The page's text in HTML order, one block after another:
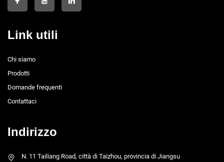
Link utili
Chi siamo
Prodotti
Domande frequenti
Contattaci
Indirizzo
N. 11 Tailiang Road, città di Taizhou, provincia di Jiangsu